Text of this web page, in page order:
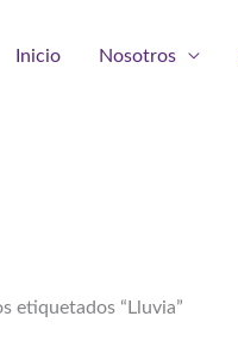
Inicio Nosotros
etiquetados “Lluvia”